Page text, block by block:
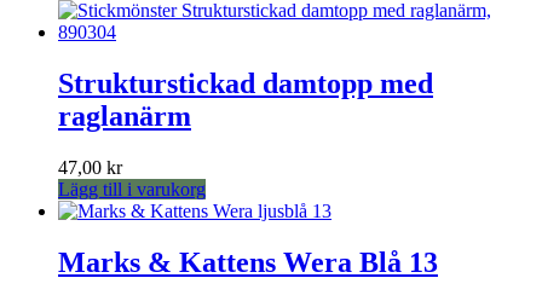
Strukturstickad damtopp med
raglanärm
47,00 kr
Lägg till i varukorg
Marks & Kattens Wera Blå 13